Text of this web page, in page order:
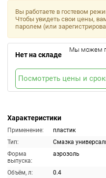
Характеристики
Применение:
пластик
Тип:
Смазка
Форма
выпуска:
аэрозоль
Объём, л:
0.4
Вы работаете в гостевом
Чтобы увидеть свои цены,
паролем (или
Нет на складе
Мы можем
Посмотреть цены и